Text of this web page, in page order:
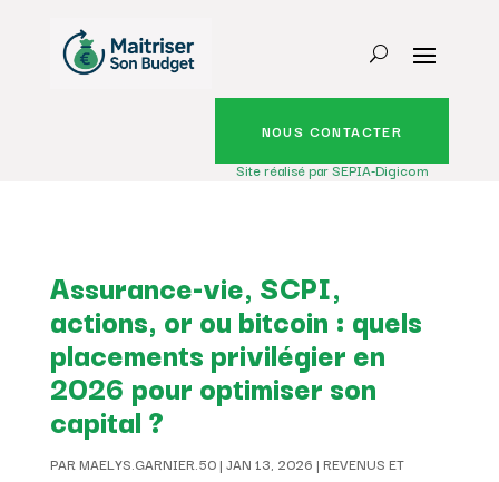
NOUS CONTACTER
Site réalisé par SEPIA-Digicom
Assurance-vie, SCPI,
actions, or ou bitcoin : quels
placements privilégier en
2026 pour optimiser son
capital ?
PARMAELYS.GARNIER.50| JAN 13, 2026 | REVENUS ET